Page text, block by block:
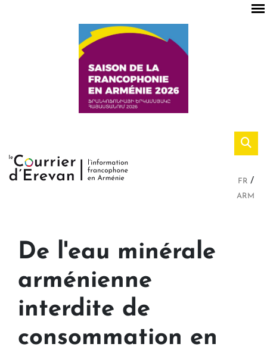
FR
ARM
De l'eau minérale
arménienne
interdite de
consommation en